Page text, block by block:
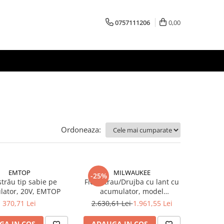
0757111206 0,00
Ordoneaza:
EMTOP
tip sabie pe
20V, EMTOP
370,71 Lei
-25% MILWAUKEE
Fierastrau/Drujba cu lant cu
acumulator, model
M18FCHS35-0, 18V, 35cm,
MILWAUKEE
2.630,61 Lei1.961,55 Lei